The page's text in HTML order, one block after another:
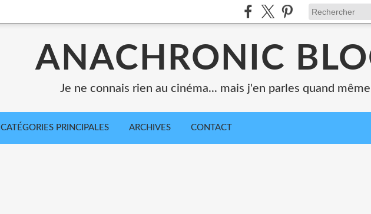
ANACHRONIC
Je ne connais rien au cinéma... mais j'en parles quand même
CATÉGORIES PRINCIPALES ARCHIVES CONTACT